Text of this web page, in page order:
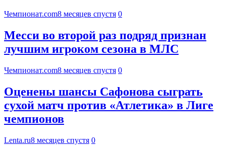
Чемпионат.com8 месяцев спустя 0
Месси во второй раз подряд признан
лучшим игроком сезона в МЛС
Чемпионат.com8 месяцев спустя 0
Оценены шансы Сафонова сыграть
сухой матч против «Атлетика» в Лиге
чемпионов
Lenta.ru8 месяцев спустя 0